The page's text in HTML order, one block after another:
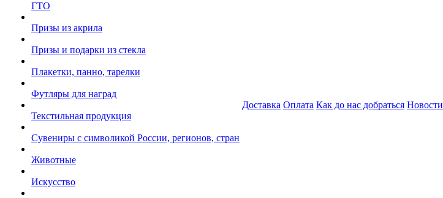
ГТО
Призы из акрила
Призы и подарки из стекла
Плакетки, панно, тарелки
Футляры для наград
Текстильная продукция
Сувениры с символикой России, регионов, стран
Животные
Искусство
Доставка Оплата Как до нас добраться Новости